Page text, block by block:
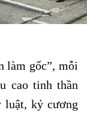
làm gốc”, mỗi
cao tinh thần
luật, kỷ cương